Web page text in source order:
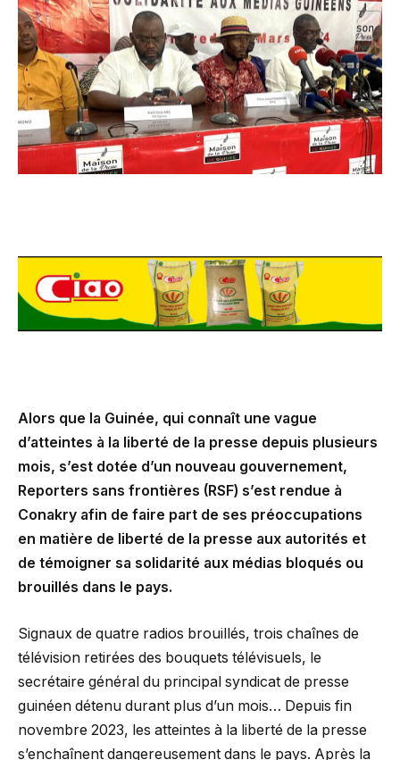
Alors que la Guinée, qui connaît une vague
d’atteintes à la liberté de la presse depuis plusieurs
mois, s’est dotée d’un nouveau gouvernement,
Reporters sans frontières (RSF) s’est rendue à
Conakry afin de faire part de ses préoccupations
en matière de liberté de la presse aux autorités et
de témoigner sa solidarité aux médias bloqués ou
brouillés dans le pays.
Signaux de quatre radios brouillés, trois chaînes de
télévision retirées des bouquets télévisuels, le
secrétaire général du principal syndicat de presse
guinéen détenu durant plus d’un mois… Depuis fin
novembre 2023, les atteintes à la liberté de la presse
s’enchaînent dangereusement dans le pays. Après la